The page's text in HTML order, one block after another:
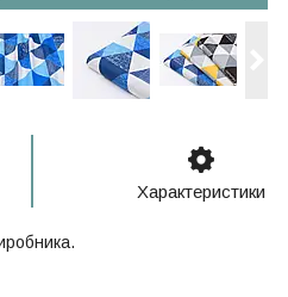
Характеристики